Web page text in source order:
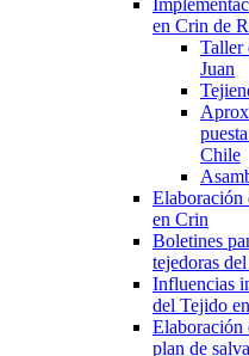
en Crin de
Taller
Juan
Chile
Elaboración
en Crin
Boletines
tejedoras
Influencias
del Tejido
Elaboración
plan de